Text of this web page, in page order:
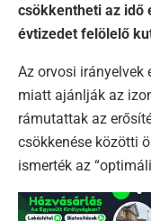
csökkentheti az idő
évtizedet felölelő
Az orvosi irányelvek
miatt ajánlják az
rámutattak az
csökkenése közötti
ismerték az